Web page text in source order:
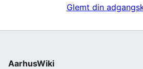
Glemt din
AarhusWiki